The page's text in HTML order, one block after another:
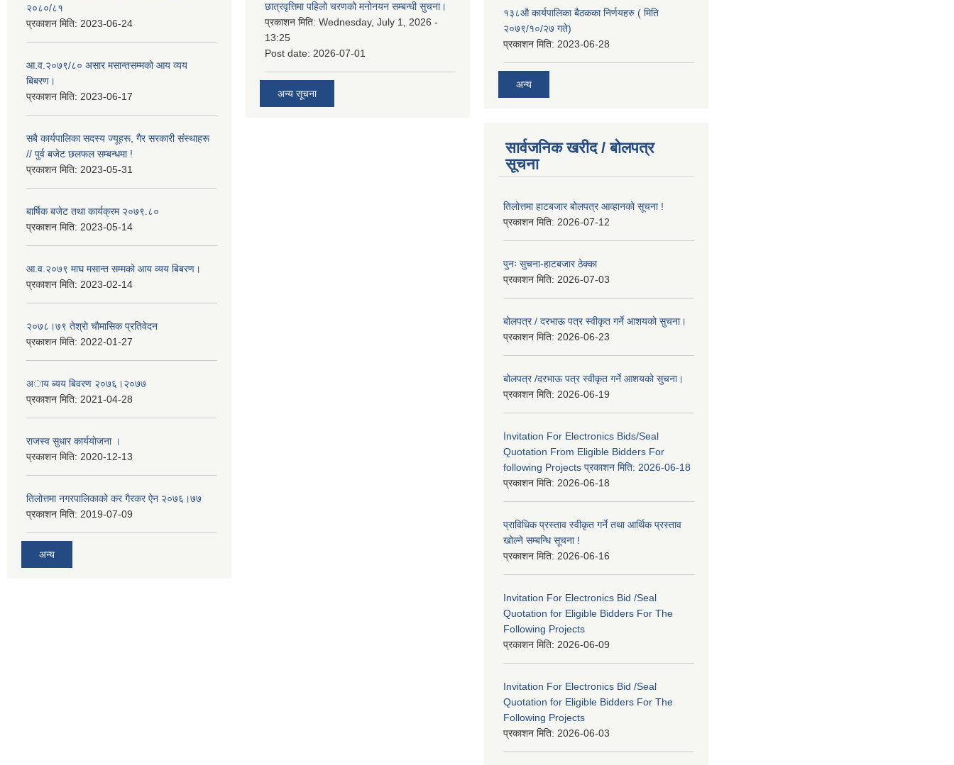
२०८०/८१
प्रकाशन मिति: 2023-06-24
आ.व.२०७९/८० असार मसान्तसम्मको आय व्यय
बिबरण।
प्रकाशन मिति: 2023-06-17
सबै कार्यपालिका सदस्य ज्यूहरू, गैर सरकारी संस्थाहरू
// पुर्व बजेट छलफल सम्बन्धमा !
प्रकाशन मिति: 2023-05-31
बार्षिक बजेट तथा कार्यक्रम २०७९.८०
प्रकाशन मिति: 2023-05-14
आ.व.२०७९ माघ मसान्त सम्मको आय व्यय बिबरण।
प्रकाशन मिति: 2023-02-14
२०७८।७९ तेश्राे चाैमासिक प्रतिवेदन
प्रकाशन मिति: 2022-01-27
अाय ब्यय बिवरण २०७६।२०७७
प्रकाशन मिति: 2021-04-28
राजस्व सुधार कार्ययाेजना ।
प्रकाशन मिति: 2020-12-13
तिलोत्तमा नगरपालिकाको कर गैरकर ऐन २०७६।७७
प्रकाशन मिति: 2019-07-09
अन्य
छात्रवृत्तिमा पहिलो चरणको मनोनयन सम्बन्धी सुचना।
प्रकाशन मिति: Wednesday, July 1, 2026 -
13:25
Post date: 2026-07-01
अन्य सूचना
१३८औ कार्यपालिका बैठकका निर्णयहरु ( मिति
२०७९/१०/२७ गते)
प्रकाशन मिति: 2023-06-28
अन्य
सार्वजनिक खरीद / बोलपत्र
सूचना
तिलोत्तमा हाटबजार बोलपत्र आव्हानको सूचना !
प्रकाशन मिति: 2026-07-12
पुनः सुचना-हाटबजार ठेक्का
प्रकाशन मिति: 2026-07-03
बोलपत्र / दरभाऊ पत्र स्वीकृत गर्ने आशयको सुचना।
प्रकाशन मिति: 2026-06-23
बोलपत्र /दरभाऊ पत्र स्वीकृत गर्ने आशयको सुचना।
प्रकाशन मिति: 2026-06-19
Invitation For Electronics Bids/Seal
Quotation From Eligible Bidders For
following Projects प्रकाशन मिति: 2026-06-18
प्रकाशन मिति: 2026-06-18
प्राविधिक प्रस्ताव स्वीकृत गर्ने तथा आर्थिक प्रस्ताव
खोल्ने सम्बन्धि सूचना !
प्रकाशन मिति: 2026-06-16
Invitation For Electronics Bid /Seal
Quotation for Eligible Bidders For The
Following Projects
प्रकाशन मिति: 2026-06-09
Invitation For Electronics Bid /Seal
Quotation for Eligible Bidders For The
Following Projects
प्रकाशन मिति: 2026-06-03